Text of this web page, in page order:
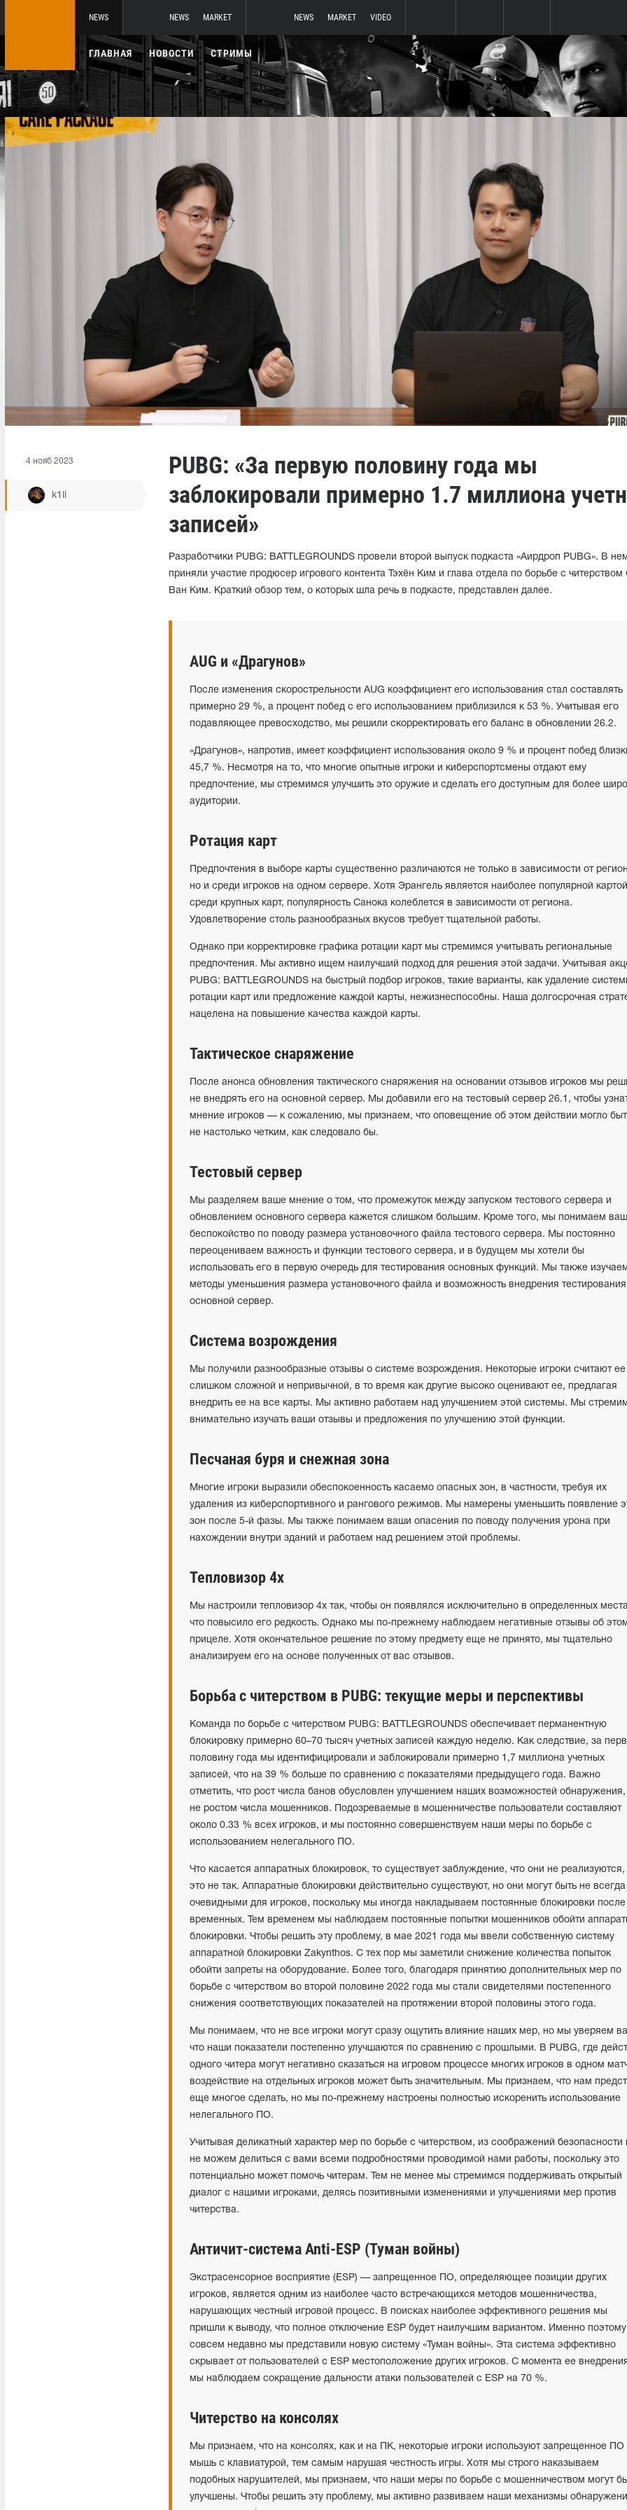
NEWS NEWS MARKET NEWS MARKET VIDEO
ГЛАВНАЯ НОВОСТИ СТРИМЫ
4 нояб 2023
k1ll
PUBG: «За первую половину года мы
заблокировали примерно 1.7 миллиона
записей»
Разработчики PUBG: BATTLEGROUNDS провели второй выпуск подкаста «Аирдроп PUBG». В
приняли участие продюсер игрового контента Тэхён Ким и глава отдела по борьбе с читерством
Ван Ким. Краткий обзор тем, о которых шла речь в подкасте, представлен далее.
AUG и «Драгунов»
После изменения скорострельности AUG коэффициент его использования стал составлять
примерно 29 %, а процент побед с его использованием приблизился к 53 %. Учитывая его
подавляющее превосходство, мы решили скорректировать его баланс в обновлении 26.2.
«Драгунов», напротив, имеет коэффициент использования около 9 % и процент побед
45,7 %. Несмотря на то, что многие опытные игроки и киберспортсмены отдают ему
предпочтение, мы стремимся улучшить это оружие и сделать его доступным для более
аудитории.
Ротация карт
Предпочтения в выборе карты существенно различаются не только в зависимости от
но и среди игроков на одном сервере. Хотя Эрангель является наиболее популярной картой
среди крупных карт, популярность Санока колеблется в зависимости от региона.
Удовлетворение столь разнообразных вкусов требует тщательной работы.
Однако при корректировке графика ротации карт мы стремимся учитывать региональные
предпочтения. Мы активно ищем наилучший подход для решения этой задачи. Учитывая
PUBG: BATTLEGROUNDS на быстрый подбор игроков, такие варианты, как удаление
ротации карт или предложение каждой карты, нежизнеспособны. Наша долгосрочная
нацелена на повышение качества каждой карты.
Тактическое снаряжение
После анонса обновления тактического снаряжения на основании отзывов игроков мы
не внедрять его на основной сервер. Мы добавили его на тестовый сервер 26.1, чтобы
мнение игроков — к сожалению, мы признаем, что оповещение об этом действии могло
не настолько четким, как следовало бы.
Тестовый сервер
Мы разделяем ваше мнение о том, что промежуток между запуском тестового сервера и
обновлением основного сервера кажется слишком большим. Кроме того, мы понимаем
беспокойство по поводу размера установочного файла тестового сервера. Мы постоянно
переоцениваем важность и функции тестового сервера, и в будущем мы хотели бы
использовать его в первую очередь для тестирования основных функций. Мы также
методы уменьшения размера установочного файла и возможность внедрения
основной сервер.
Система возрождения
Мы получили разнообразные отзывы о системе возрождения. Некоторые игроки считают ее
слишком сложной и непривычной, в то время как другие высоко оценивают ее, предлагая
внедрить ее на все карты. Мы активно работаем над улучшением этой системы. Мы
внимательно изучать ваши отзывы и предложения по улучшению этой функции.
Песчаная буря и снежная зона
Многие игроки выразили обеспокоенность касаемо опасных зон, в частности, требуя их
удаления из киберспортивного и рангового режимов. Мы намерены уменьшить появление
зон после 5-й фазы. Мы также понимаем ваши опасения по поводу получения урона при
нахождении внутри зданий и работаем над решением этой проблемы.
Тепловизор 4х
Мы настроили тепловизор 4x так, чтобы он появлялся исключительно в определенных
что повысило его редкость. Однако мы по-прежнему наблюдаем негативные отзывы об
прицеле. Хотя окончательное решение по этому предмету еще не принято, мы тщательно
анализируем его на основе полученных от вас отзывов.
Борьба с читерством в PUBG: текущие меры и перспективы
Команда по борьбе с читерством PUBG: BATTLEGROUNDS обеспечивает перманентную
блокировку примерно 60–70 тысяч учетных записей каждую неделю. Как следствие, за
половину года мы идентифицировали и заблокировали примерно 1,7 миллиона учетных
записей, что на 39 % больше по сравнению с показателями предыдущего года. Важно
отметить, что рост числа банов обусловлен улучшением наших возможностей обнаружения,
не ростом числа мошенников. Подозреваемые в мошенничестве пользователи составляют
около 0.33 % всех игроков, и мы постоянно совершенствуем наши меры по борьбе с
использованием нелегального ПО.
Что касается аппаратных блокировок, то существует заблуждение, что они не реализуются,
это не так. Аппаратные блокировки действительно существуют, но они могут быть не всегда
очевидными для игроков, поскольку мы иногда накладываем постоянные блокировки после
временных. Тем временем мы наблюдаем постоянные попытки мошенников обойти
блокировки. Чтобы решить эту проблему, в мае 2021 года мы ввели собственную систему
аппаратной блокировки Zakynthos. С тех пор мы заметили снижение количества попыток
обойти запреты на оборудование. Более того, благодаря принятию дополнительных мер по
борьбе с читерством во второй половине 2022 года мы стали свидетелями постепенного
снижения соответствующих показателей на протяжении второй половины этого года.
Мы понимаем, что не все игроки могут сразу ощутить влияние наших мер, но мы уверяем
что наши показатели постепенно улучшаются по сравнению с прошлыми. В PUBG, где
одного читера могут негативно сказаться на игровом процессе многих игроков в одном
воздействие на отдельных игроков может быть значительным. Мы признаем, что нам
еще многое сделать, но мы по-прежнему настроены полностью искоренить использование
нелегального ПО.
Учитывая деликатный характер мер по борьбе с читерством, из соображений безопасности
не можем делиться с вами всеми подробностями проводимой нами работы, поскольку это
потенциально может помочь читерам. Тем не менее мы стремимся поддерживать открытый
диалог с нашими игроками, делясь позитивными изменениями и улучшениями мер против
читерства.
Античит-система Anti-ESP (Туман войны)
Экстрасенсорное восприятие (ESP) — запрещенное ПО, определяющее позиции других
игроков, является одним из наиболее часто встречающихся методов мошенничества,
нарушающих честный игровой процесс. В поисках наиболее эффективного решения мы
пришли к выводу, что полное отключение ESP будет наилучшим вариантом. Именно поэтому
совсем недавно мы представили новую систему «Туман войны». Эта система эффективно
скрывает от пользователей с ESP местоположение других игроков. С момента ее
мы наблюдаем сокращение дальности атаки пользователей с ESP на 70 %.
Читерство на консолях
Мы признаем, что на консолях, как и на ПК, некоторые игроки используют запрещенное ПО
мышь с клавиатурой, тем самым нарушая честность игры. Хотя мы строго наказываем
подобных нарушителей, мы признаем, что наши меры по борьбе с мошенничеством могут
улучшены. Чтобы решить эту проблему, мы активно развиваем наши механизмы